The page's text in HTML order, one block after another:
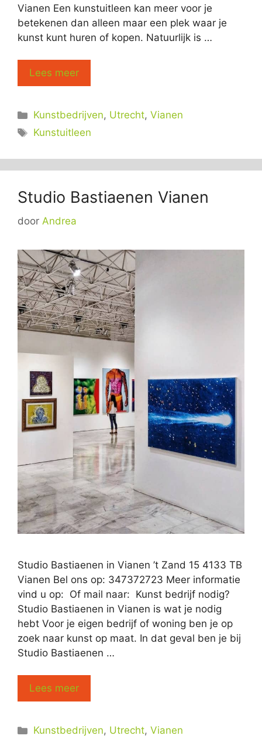
Vianen Een kunstuitleen kan meer voor je
betekenen dan alleen maar een plek waar je
kunst kunt huren of kopen. Natuurlijk is …
Lees meer
Categorieën
Kunstbedrijven, Utrecht,Vianen
Tags
Kunstuitleen
Studio Bastiaenen Vianen
door Andrea
Studio Bastiaenen in Vianen ’t Zand 15 4133 TB
Vianen Bel ons op: 347372723 Meer informatie
vind u op: Of mail naar: Kunst bedrijf nodig?
Studio Bastiaenen in Vianen is wat je nodig
hebt Voor je eigen bedrijf of woning ben je op
zoek naar kunst op maat. In dat geval ben je bij
Studio Bastiaenen …
Lees meer
Categorieën
Kunstbedrijven, Utrecht,Vianen